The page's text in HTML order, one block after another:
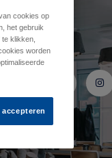
Volg ons
cookies op
het gebruik
klikken,
worden